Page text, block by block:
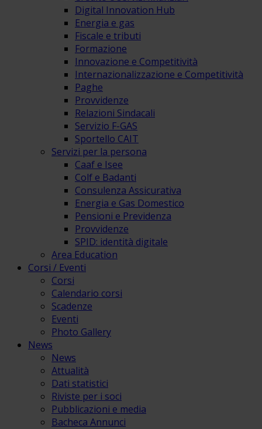
Digital Innovation Hub
Energia e gas
Fiscale e tributi
Formazione
Innovazione e Competitività
Internazionalizzazione e Competitività
Paghe
Provvidenze
Relazioni Sindacali
Servizio F-GAS
Sportello CAIT
Servizi per la persona
Caaf e Isee
Colf e Badanti
Consulenza Assicurativa
Energia e Gas Domestico
Pensioni e Previdenza
Provvidenze
SPID: identità digitale
Area Education
Corsi / Eventi
Corsi
Calendario corsi
Scadenze
Eventi
Photo Gallery
News
News
Attualità
Dati statistici
Riviste per i soci
Pubblicazioni e media
Bacheca Annunci